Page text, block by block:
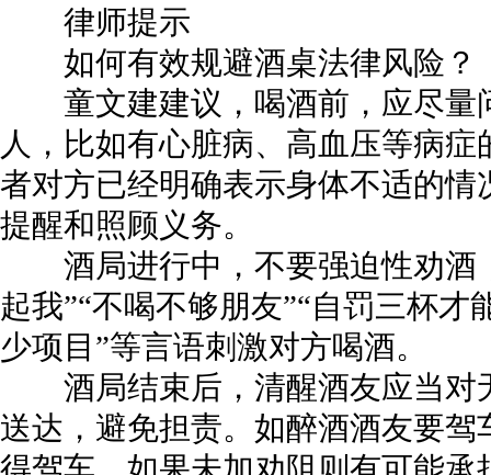
律师提示
如何有效规避酒桌法律风险？
童文建建议，喝酒前，应尽量
人，比如有心脏病、高血压等病
者对方已经明确表示身体不适的
提醒和照顾义务。
酒局进行中，不要强迫性劝酒
起我”“不喝不够朋友”“自罚三杯才
少项目”等言语刺激对方喝酒。
酒局结束后，清醒酒友应当对
送达，避免担责。如醉酒酒友要